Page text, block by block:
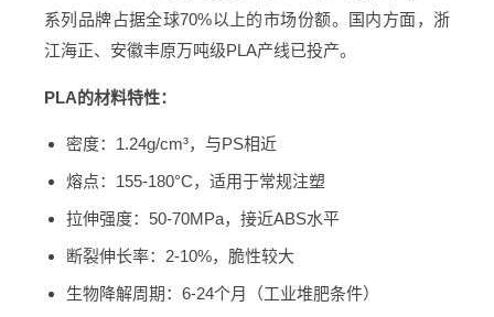
系列品牌占据全球70%以上的市场份额。国内方面，浙
江海正、安徽丰原万吨级PLA产线已投产。
PLA的材料特性：
密度：1.24g/cm³，与PS相近
熔点：155-180°C，适用于常规注塑
拉伸强度：50-70MPa，接近ABS水平
断裂伸长率：2-10%，脆性较大
生物降解周期：6-24个月（工业堆肥条件）